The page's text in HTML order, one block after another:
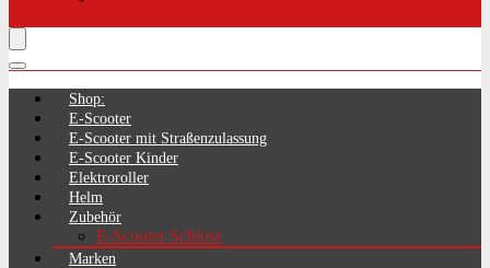
Shop:
E-Scooter
E-Scooter mit Straßenzulassung
E-Scooter Kinder
Elektroroller
Helm
Zubehör
E-Scooter Schloss
Marken